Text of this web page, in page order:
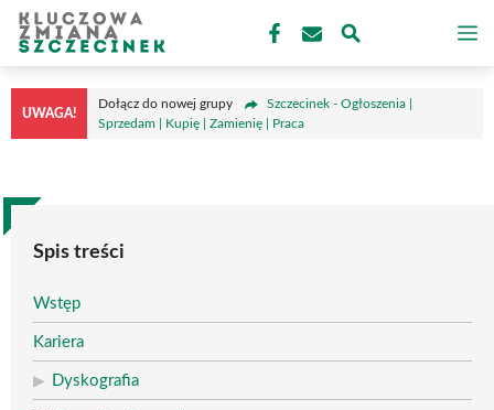
Przejdź
treści
UWAGA!
Dołącz do nowej grupy
Szczecinek - Ogłoszenia |
Sprzedam | Kupię | Zamienię | Praca
Spis treści
Wstęp
Kariera
Dyskografia